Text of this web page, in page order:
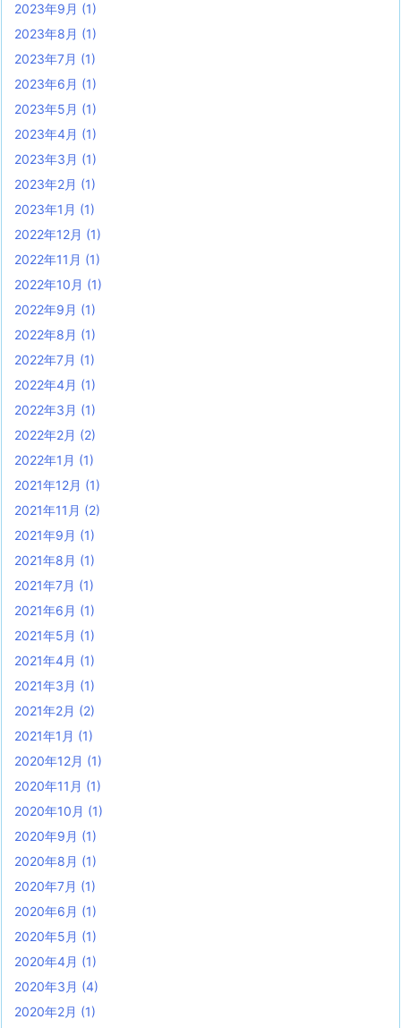
2023年9月 (1)
2023年8月 (1)
2023年7月 (1)
2023年6月 (1)
2023年5月 (1)
2023年4月 (1)
2023年3月 (1)
2023年2月 (1)
2023年1月 (1)
2022年12月 (1)
2022年11月 (1)
2022年10月 (1)
2022年9月 (1)
2022年8月 (1)
2022年7月 (1)
2022年4月 (1)
2022年3月 (1)
2022年2月 (2)
2022年1月 (1)
2021年12月 (1)
2021年11月 (2)
2021年9月 (1)
2021年8月 (1)
2021年7月 (1)
2021年6月 (1)
2021年5月 (1)
2021年4月 (1)
2021年3月 (1)
2021年2月 (2)
2021年1月 (1)
2020年12月 (1)
2020年11月 (1)
2020年10月 (1)
2020年9月 (1)
2020年8月 (1)
2020年7月 (1)
2020年6月 (1)
2020年5月 (1)
2020年4月 (1)
2020年3月 (4)
2020年2月 (1)